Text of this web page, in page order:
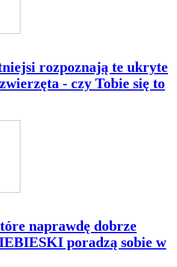
rozpoznają te ukryte
- czy Tobie się to
naprawdę dobrze
poradzą sobie w